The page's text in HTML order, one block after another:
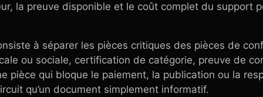
la preuve disponible et le coût complet du support
à séparer les pièces critiques des pièces de
ou sociale, certification de catégorie, preuve de
pièce qui bloque le paiement, la publication ou la
qu’un document simplement informatif.